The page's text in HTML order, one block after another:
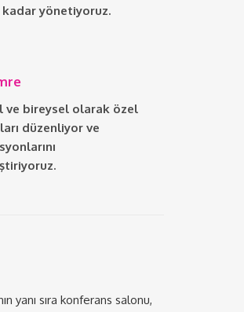
kadar yönetiyoruz.
ve bireysel olarak özel
düzenliyor ve
yanı sıra konferans salonu,